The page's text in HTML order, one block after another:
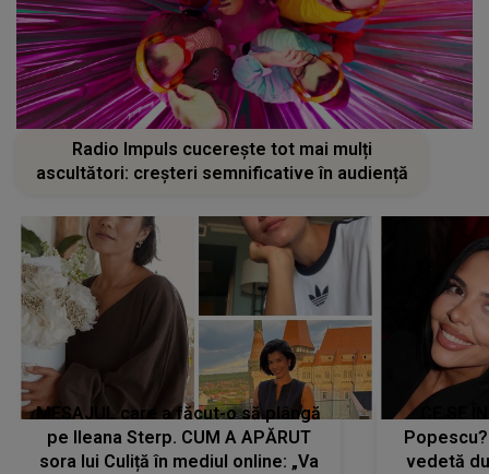
Radio Impuls cucerește tot mai mulți
ascultători: creșteri semnificative în audiență
MESAJUL care a făcut-o să plângă
pe Ileana Sterp. CUM A APĂRUT
sora lui Culiță în mediul online: „Va
vedetă